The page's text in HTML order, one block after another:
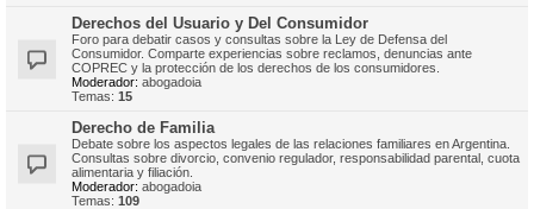
Derechos del Usuario y Del Consumidor
Foro para debatir casos y consultas sobre la Ley de Defensa del
Consumidor. Comparte experiencias sobre reclamos, denuncias ante
COPREC y la protección de los derechos de los consumidores.
Moderador: abogadoia
Temas: 15
Derecho de Familia
Debate sobre los aspectos legales de las relaciones familiares en Argentina.
Consultas sobre divorcio, convenio regulador, responsabilidad parental, cuota
alimentaria y filiación.
Moderador: abogadoia
Temas: 109